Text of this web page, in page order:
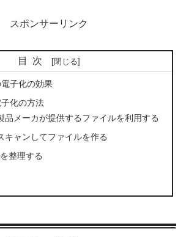
スポンサーリンク
目次
子化の効果
化の方法
品メーカが提供するファイルを利用する
キャンしてファイルを作る
整理する